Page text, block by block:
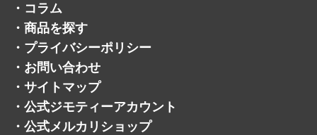
・ コラム
・ 商品を探す
・ プライバシーポリシー
・ お問い合わせ
・ サイトマップ
・ 公式ジモティーアカウント
・ 公式メルカリショップ